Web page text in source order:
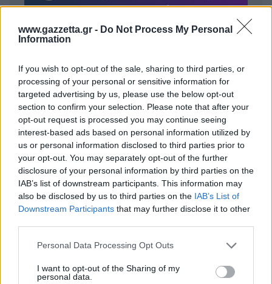
www.gazzetta.gr - Do Not Process My Personal
Information
If you wish to opt-out of the sale, sharing to third parties, or
processing of your personal or sensitive information for
targeted advertising by us, please use the below opt-out
section to confirm your selection. Please note that after your
opt-out request is processed you may continue seeing
interest-based ads based on personal information utilized by
us or personal information disclosed to third parties prior to
your opt-out. You may separately opt-out of the further
disclosure of your personal information by third parties on the
IAB’s list of downstream participants. This information may
also be disclosed by us to third parties on the IAB’s List of
Downstream Participants that may further disclose it to other
Please note that this website/app uses one or more Google
not limited to your visit or usage behaviour. You may click to
grant or deny consent to Google and its third-party tags to
Personal Data Processing Opt Outs
I want to opt-out of the Sharing of my
personal data.
στο my gazzetta!
BEST OFINTERNET